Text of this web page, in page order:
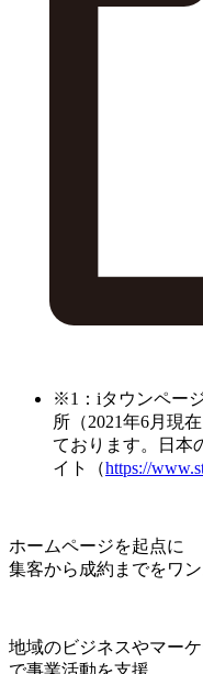
※1：iタウンペー
所（2021年6月現
ております。日本
イト（https://
ホームページを起点に
集客から成約までをワ
地域のビジネスやマー